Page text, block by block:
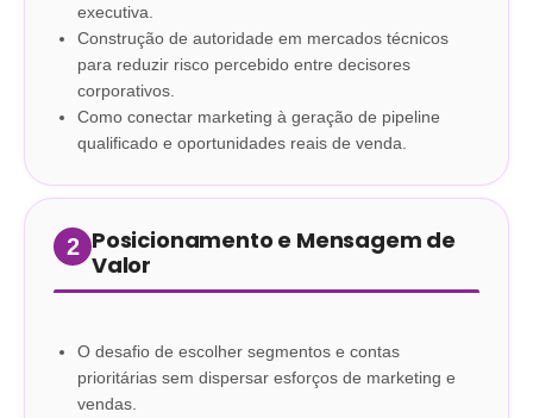
executiva.
Construção de autoridade em mercados técnicos
para reduzir risco percebido entre decisores
corporativos.
Como conectar marketing à geração de pipeline
qualificado e oportunidades reais de venda
2 Posicionamento e Mensagem de
Valor
O desafio de escolher segmentos e contas
prioritárias sem dispersar esforços de marketing e
vendas